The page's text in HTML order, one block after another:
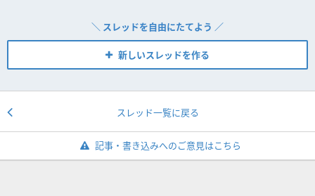
＼ スレッドを自由にたてよう ／
新しいスレッドを作る
スレッド一覧に戻る
記事・書き込みへのご意見はこちら